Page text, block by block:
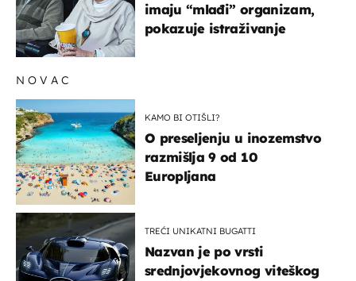
imaju “mlađi” organizam,
pokazuje istraživanje
NOVAC
KAMO BI OTIŠLI?
O preseljenju u inozemstvo
razmišlja 9 od 10
Europljana
TREĆI UNIKATNI BUGATTI
Nazvan je po vrsti
srednjovjekovnog viteškog